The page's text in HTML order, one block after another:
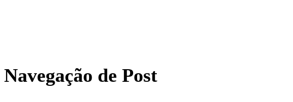
Navegação de Post